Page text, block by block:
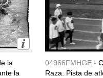
la
la
04966FMHGE -
Raza. Pista de